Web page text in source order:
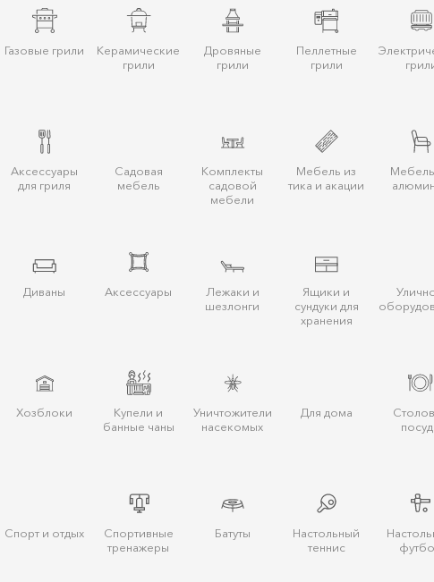
Газовые грили
Керамические
грили
Дровяные
грили
Пеллетные
грили
Аксессуары
для гриля
Садовая
мебель
Комплекты
садовой
мебели
Мебель из
тика и акации
Диваны Аксессуары
Лежаки и
шезлонги
Ящики и
сундуки для
хранения
Хозблоки
Купели и
банные чаны
Уничтожители
насекомых
Для дома
Спорт и отдых
Спортивные
тренажеры
Батуты
Настольный
теннис